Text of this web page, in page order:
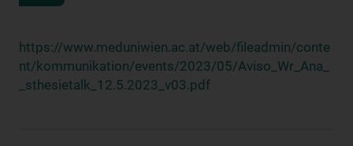
https://www.meduniwien.ac.at/web/fileadmin/conte
nt/kommunikation/events/2023/05/Aviso_Wr_Ana_
_sthesietalk_12.5.2023_v03.pdf